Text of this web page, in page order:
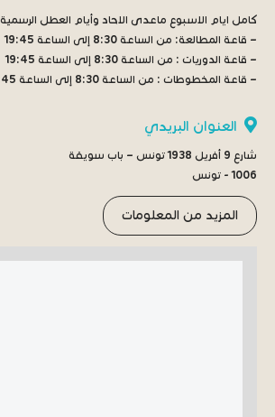
كامل ايام الاسبوع ماعدى الاحاد وأيام العطل الرسمية
– قاعة المطالعة: من الساعة 8:30 إلى الساعة 19:45
– قاعة الدوريات : من الساعة 8:30 إلى الساعة 19:45
– قاعة المخطوطات : من الساعة 8:30 إلى الساعة 19:45
العنوان البريدي
شارع 9 أفريل 1938 تونس – باب سويقة
1006 - تونس
المزيد من المعلومات